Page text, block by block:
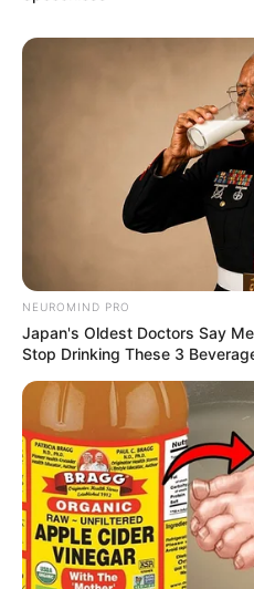
baru setiap kali
Diam tidak pernah
yang dapat membawa
Foto – foto Jamie
1. Penyanyi kelahiran Jung-
hidungnya
NEUROMIND PRO
Japan's Oldest Doctors Say
Stop Drinking These 3